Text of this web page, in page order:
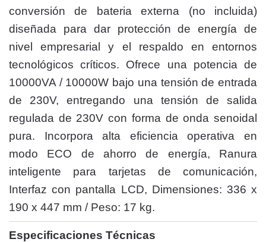
conversión de bateria externa (no incluida)
diseñada para dar protección de energía de
nivel empresarial y el respaldo en entornos
tecnológicos críticos. Ofrece una potencia de
10000VA / 10000W bajo una tensión de entrada
de 230V, entregando una tensión de salida
regulada de 230V con forma de onda senoidal
pura. Incorpora alta eficiencia operativa en
modo ECO de ahorro de energía, Ranura
inteligente para tarjetas de comunicación,
Interfaz con pantalla LCD, Dimensiones: 336 x
190 x 447 mm / Peso: 17 kg.
Especificaciones Técnicas